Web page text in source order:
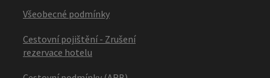
Všeobecné podmínky
Cestovní pojištění - Zrušení
rezervace hotelu